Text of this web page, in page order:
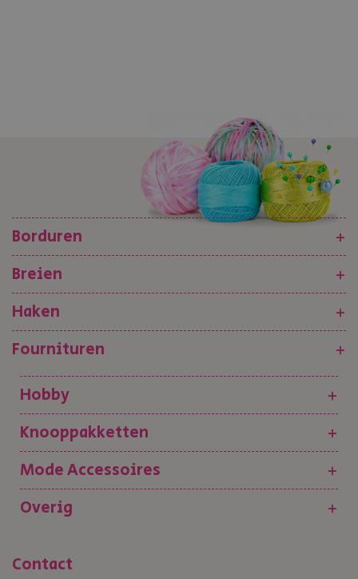
Borduren
+
Breien
+
Haken
+
Fournituren
+
Hobby
+
Knooppakketten
+
Mode Accessoires
+
Overig
+
Contact